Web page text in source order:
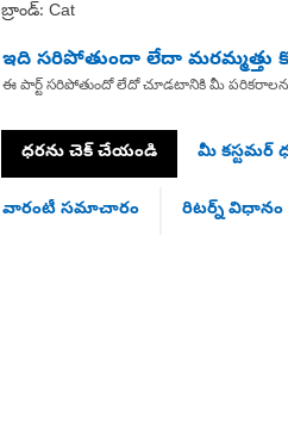
బ్రాండ్: Cat
ఇది సరిపోతుందా లేదా మరమ్మత్తు
ఈ పార్ట్ సరిపోతుందో లేదో చూడటానికి మీ
ధరను చెక్ చేయండి మీ కస్టమర్
వారంటీ సమాచారం రిటర్న్ విధానం